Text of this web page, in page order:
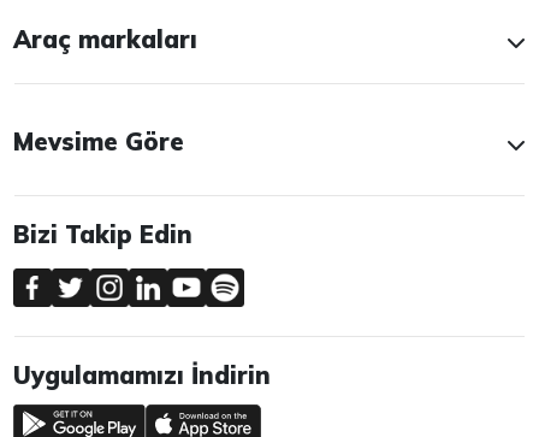
Araç markaları
Mevsime Göre
Bizi Takip Edin
Uygulamamızı İndirin